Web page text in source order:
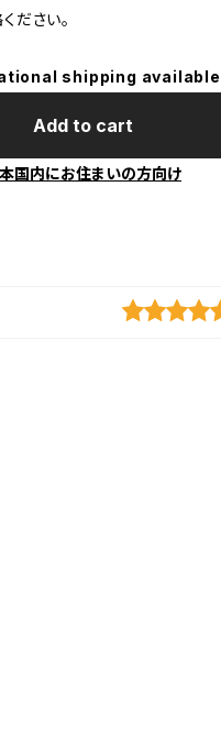
ださい。
shipping available
Add to cart
国内にお住まいの方向け